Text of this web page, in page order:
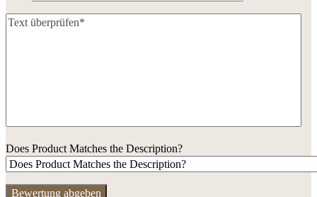
Does Product Matches the Description?